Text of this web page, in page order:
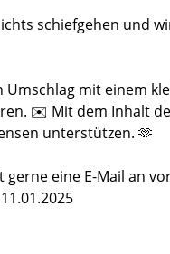
schiefgehen und
mit einem
✉️ Mit dem Inhalt
unterstützen. 🫶
eine E-Mail an